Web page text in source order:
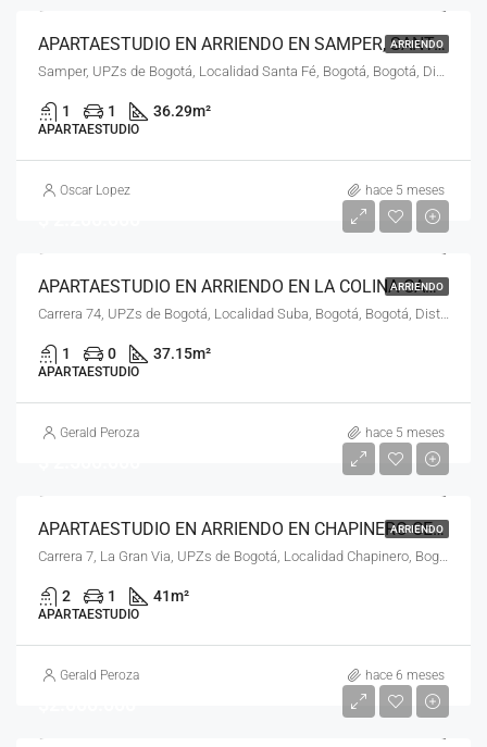
ARRIENDO
APARTAESTUDIO EN ARRIENDO EN SAMPER, SANTA FE, BOGOTÁ, D.C. – (968)
1 1 36.29m²
APARTAESTUDIO
Oscar Lopez hace 5 meses
ARRIENDO
APARTAESTUDIO EN ARRIENDO EN LA COLINA CAMPESTRE, SUBA, BOGOTÁ, D.C. – (969)
1 0 37.15m²
APARTAESTUDIO
Gerald Peroza hace 5 meses
ARRIENDO
APARTAESTUDIO EN ARRIENDO EN CHAPINERO CENTRAL, CHAPINERO, BOGOTÁ, D.C. – (639)
2 1 41m²
APARTAESTUDIO
Gerald Peroza hace 6 meses